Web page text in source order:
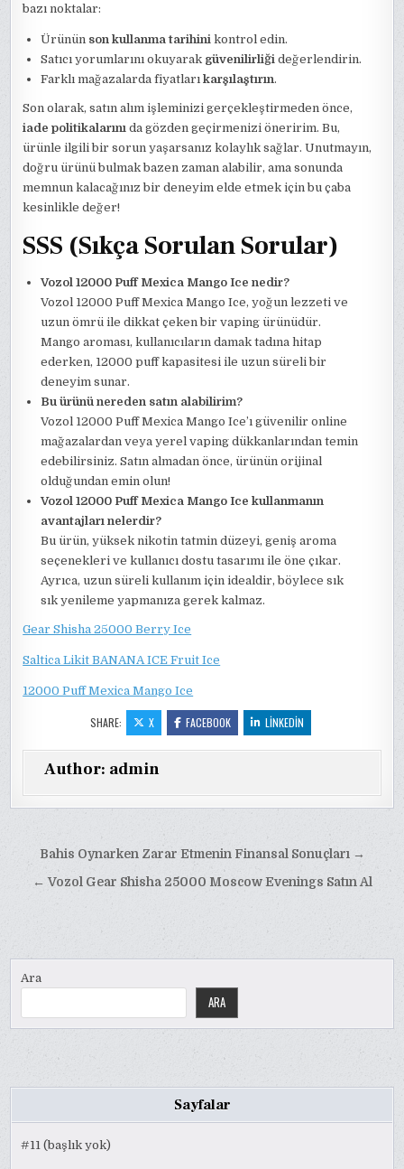
bazı noktalar:
Ürünün son kullanma tarihini kontrol edin.
Satıcı yorumlarını okuyarak güvenilirliği değerlendirin.
Farklı mağazalarda fiyatlarıkarşılaştırın.
Son olarak, satın alım işleminizi gerçekleştirmeden önce,
iade politikalarını da gözden geçirmenizi öneririm. Bu,
ürünle ilgili bir sorun yaşarsanız kolaylık sağlar. Unutmayın,
doğru ürünü bulmak bazen zaman alabilir, ama sonunda
memnun kalacağınız bir deneyim elde etmek için bu çaba
kesinlikle değer!
SSS (Sıkça Sorulan Sorular)
Vozol 12000 Puff Mexica Mango Ice nedir?
Vozol 12000 Puff Mexica Mango Ice, yoğun lezzeti ve
uzun ömrü ile dikkat çeken bir vaping ürünüdür.
Mango aroması, kullanıcıların damak tadına hitap
ederken, 12000 puff kapasitesi ile uzun süreli bir
deneyim sunar.
Bu ürünü nereden satın alabilirim?
Vozol 12000 Puff Mexica Mango Ice’ı güvenilir online
mağazalardan veya yerel vaping dükkanlarından temin
edebilirsiniz. Satın almadan önce, ürünün orijinal
olduğundan emin olun!
Vozol 12000 Puff Mexica Mango Ice kullanmanın
avantajları nelerdir?
Bu ürün, yüksek nikotin tatmin düzeyi, geniş aroma
seçenekleri ve kullanıcı dostu tasarımı ile öne çıkar.
Ayrıca, uzun süreli kullanım için idealdir, böylece sık
sık yenileme yapmanıza gerek kalmaz.
Gear Shisha 25000 Berry Ice
Saltica Likit BANANA ICE Fruit Ice
12000 Puff Mexica Mango Ice
SHARE: X FACEBOOK LINKEDIN
Author: admin
Yazı
gezinmesi
Bahis Oynarken Zarar Etmenin Finansal Sonuçları →
← Vozol Gear Shisha 25000 Moscow Evenings Satın Al
Ara
ARA
Sayfalar
#11 (başlık yok)